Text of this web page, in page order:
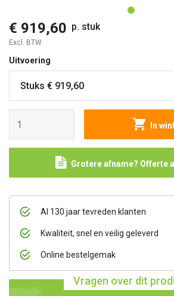
€ 919,60 p. stuk
Excl. BTW
Uitvoering
In
Grotere afname? Offerte
Al 130 jaar tevreden klanten
Kwaliteit, snel en veilig geleverd
Online bestelgemak
Vragen over dit